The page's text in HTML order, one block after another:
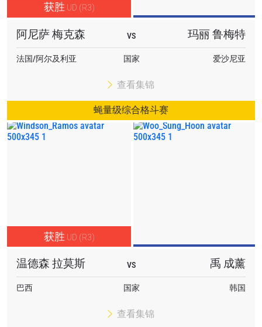
获胜 UD (R3)
阿尼萨 梅克森 VS 玛丽 鲁梅特
法国/阿尔及利亚 国家 爱沙尼亚
查看集锦
蝇量级综合格斗赛
获胜 UD (R3)
温德森 拉莫斯 VS 禹 成薰
巴西 国家 韩国
查看集锦